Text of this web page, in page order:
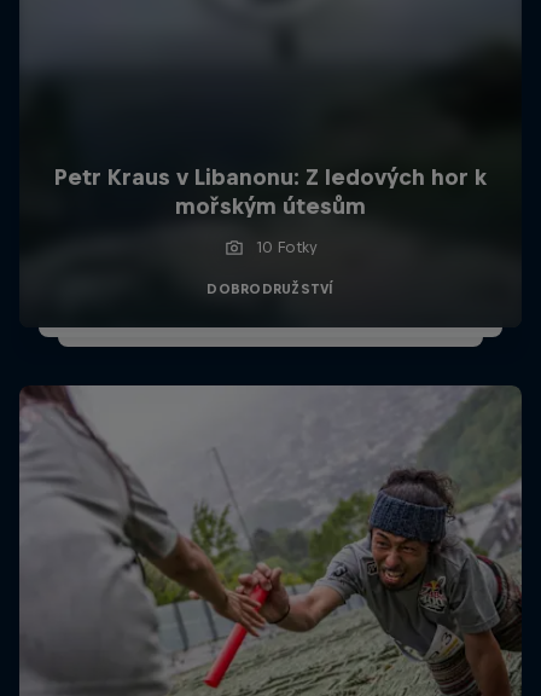
Petr Kraus v Libanonu: Z ledových hor k
mořským útesům
10 Fotky
DOBRODRUŽSTVÍ